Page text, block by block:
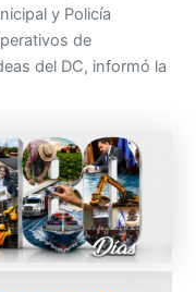
y Policía
de
del DC, informó la